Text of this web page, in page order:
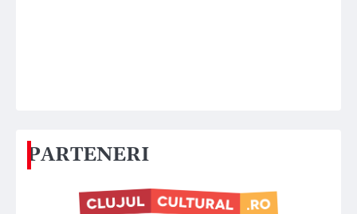
PARTENERI